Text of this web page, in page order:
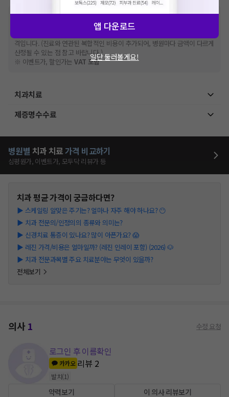
※비급여 항목의 경우,추가비용 등으로 실제 가격과 상이할 수 있으니, 정확
한 가격은 해당 의료기관에 직접 문의해주세요.
건강보험심사평가원
격입니다. (진료와 연관된 복합적인 비용이 추가되어, 병원마다 금액이 다르게
산정될 수 있는 점 참고 바랍니다.)
※ 이벤트가, 할인가는VAT 포함
치과치료
제증명수수료
병원별 치과 치료가격 비교하기
심평원가, 이벤트가, 모두닥 리뷰가 등
치과평균 가격이 궁금하다면?
▶ 스케일링 알맞은 주기는? 얼마나 자주 해야 하나요? 😶
▶ 치과 전문의/인정의의 종류와 의미는?
▶ 신경치료 통증이 있나요? 많이 아픈가요? 😱
▶ 레진 가격/비용은 얼마일까? (레진 인레이 포함) (2026) 🐶
▶ 치과 전문과목별 주요 치료분야는 무엇이 있을까?
전체보기
의사1 수정 요청
로그인 후 이름확인
카카오 리뷰 2
발치(1)
약력보기 이 의사 리뷰보기
앱 다운로드
일단 둘러볼게요!